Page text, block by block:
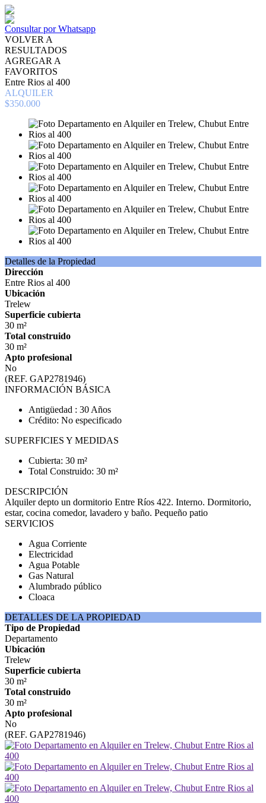
Consultar por Whatsapp
VOLVER A
RESULTADOS
AGREGAR A
FAVORITOS
Entre Rios al 400
ALQUILER
$350.000
Detalles de la Propiedad
Dirección
Entre Rios al 400
Ubicación
Trelew
Superficie cubierta
30 m²
Total construido
30 m²
Apto profesional
No
(REF. GAP2781946)
INFORMACIÓN BÁSICA
Antigüedad : 30 Años
Crédito: No especificado
SUPERFICIES Y MEDIDAS
Cubierta: 30 m²
Total Construido: 30 m²
DESCRIPCIÓN
Alquiler depto un dormitorio Entre Ríos 422. Interno. Dormitorio,
estar, cocina comedor, lavadero y baño. Pequeño patio
SERVICIOS
Agua Corriente
Electricidad
Agua Potable
Gas Natural
Alumbrado público
Cloaca
DETALLES DE LA PROPIEDAD
Tipo de Propiedad
Departamento
Ubicación
Trelew
Superficie cubierta
30 m²
Total construido
30 m²
Apto profesional
No
(REF. GAP2781946)